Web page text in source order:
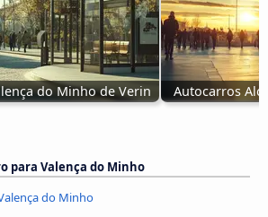
do Minho de Verin Autocarros
para Valença do Minho
do Minho